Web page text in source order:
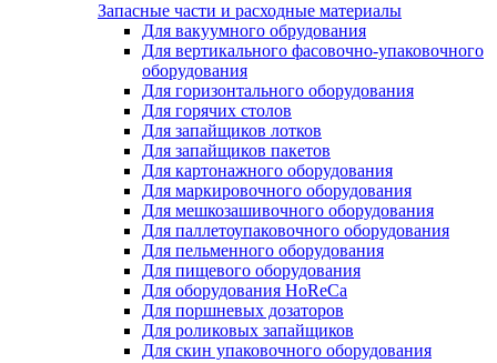
Запасные части и расходные материалы
Для вакуумного обрудования
Для вертикального фасовочно-упаковочного
оборудования
Для горизонтального оборудования
Для горячих столов
Для запайщиков лотков
Для запайщиков пакетов
Для картонажного оборудования
Для маркировочного оборудования
Для мешкозашивочного оборудования
Для паллетоупаковочного оборудования
Для пельменного оборудования
Для пищевого оборудования
Для оборудования HoReCa
Для поршневых дозаторов
Для роликовых запайщиков
Для скин упаковочного оборудования